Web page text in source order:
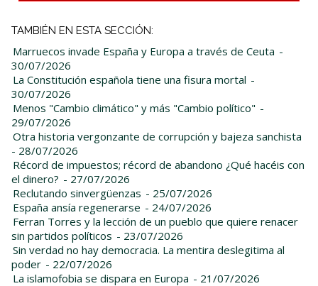
TAMBIÉN EN ESTA SECCIÓN:
Marruecos invade España y Europa a través de Ceuta -
30/07/2026
La Constitución española tiene una fisura mortal -
30/07/2026
Menos "Cambio climático" y más "Cambio político" -
29/07/2026
Otra historia vergonzante de corrupción y bajeza sanchista
- 28/07/2026
Récord de impuestos; récord de abandono ¿Qué hacéis con
el dinero? - 27/07/2026
Reclutando sinvergüenzas - 25/07/2026
España ansía regenerarse - 24/07/2026
Ferran Torres y la lección de un pueblo que quiere renacer
sin partidos políticos - 23/07/2026
Sin verdad no hay democracia. La mentira deslegitima al
poder - 22/07/2026
La islamofobia se dispara en Europa - 21/07/2026